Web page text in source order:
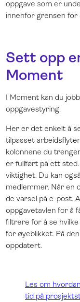
oppgave som er
innenfor grensen for
Sett opp
Moment
I Moment kan du
oppgavestyring.
Her er det enkelt å
tilpasset
kolonnene du
er fullført på ett
viktighet. Du kan
medlemmer. Når en
de varsel på e-post.
oppgavetavlen for å
filtrere for å se
for øyeblikket. På
oppdatert.
Les om
tid på